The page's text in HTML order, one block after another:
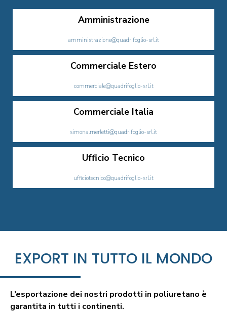
Amministrazione
amministrazione@quadrifoglio-srl.it
Commerciale Estero
commerciale@quadrifoglio-srl.it
Commerciale Italia
simona.merletti@quadrifoglio-srl.it
Ufficio Tecnico
ufficiotecnico@quadrifoglio-srl.it
EXPORT IN TUTTO IL MONDO
L’esportazione dei nostri prodotti in poliuretano è
garantita in tutti i continenti.